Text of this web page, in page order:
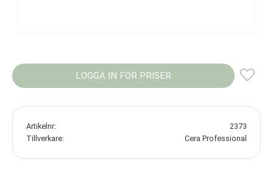
LOGGA IN FÖR PRISER
Artikelnr
2373
Tillverkare
Cera Professional